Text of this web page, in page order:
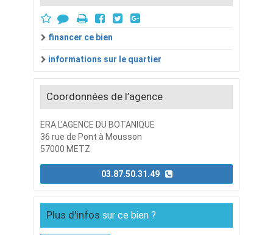
financer ce bien
informations sur le quartier
Coordonnées de l’agence
ERA L'AGENCE DU BOTANIQUE
36 rue de Pont à Mousson
57000 METZ
Plus d'infos sur ce bien ?